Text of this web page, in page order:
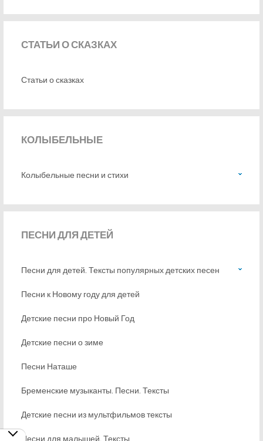
СТАТЬИО СКАЗКАХ
Статьи о сказках
КОЛЫБЕЛЬНЫЕ
Колыбельные песни и стихи
ПЕСНИДЛЯ ДЕТЕЙ
Песни для детей. Тексты популярных детских песен
Песни к Новому году для детей
Детские песни про Новый Год
Детские песни о зиме
Песни Наташе
Бременские музыканты. Песни. Тексты
Детские песни из мультфильмов тексты
Песни для малышей. Тексты